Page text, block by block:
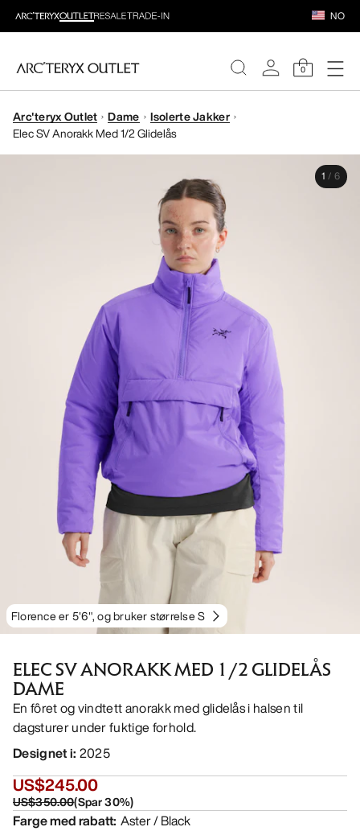
NO
0
DAMER
Arc'teryx Outlet Dame
Isolerte Jakker
Elec SV Anorakk Med 1/2 Glidelås
Florence er 5'6", og bruker størrelse S
1 / 6
ELEC SV ANORAKK MED 1/2 GLIDELÅS
DAME
En fôret og vindtett anorakk med glidelås i halsen til
dagsturer under fuktige forhold.
Designet i: 2025
US$245.00
US$350.00(Spar30%)
Farge med rabatt: Aster / Black